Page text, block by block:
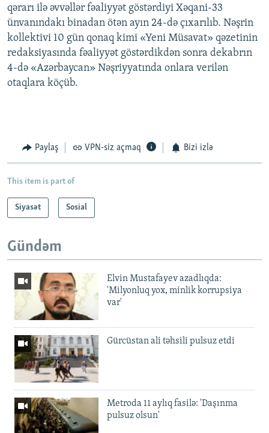
qərarı ilə əvvəllər fəaliyyət göstərdiyi Xəqani-33
ünvanındakı binadan ötən ayın 24-də çıxarılıb. Nəşrin
kollektivi 10 gün qonaq kimi «Yeni Müsavat» qəzetinin
redaksiyasında fəaliyyət göstərdikdən sonra dekabrın
4-də «Azərbaycan» Nəşriyyatında onlara verilən
otaqlara köçüb.
Paylaş VPN-siz açmaq Bizi izlə
This item is part of
Siyasət Sosial
Gündəm
Elvin Mustafayev azadlıqda:
'Milyonluq yox, minlik korrupsiya
var'
Gürcüstan ali təhsili pulsuz etdi
Metroda 11 aylıq fasilə: 'Daşınma
pulsuz olsun'